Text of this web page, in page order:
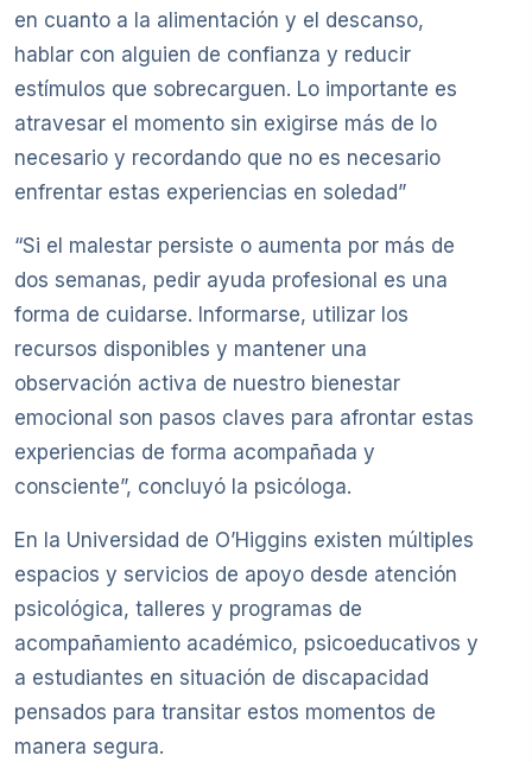
en cuanto a la alimentación y el descanso,
hablar con alguien de confianza y reducir
estímulos que sobrecarguen. Lo importante es
atravesar el momento sin exigirse más de lo
necesario y recordando que no es necesario
enfrentar estas experiencias en soledad”
“Si el malestar persiste o aumenta por más de
dos semanas, pedir ayuda profesional es una
forma de cuidarse. Informarse, utilizar los
recursos disponibles y mantener una
observación activa de nuestro bienestar
emocional son pasos claves para afrontar estas
experiencias de forma acompañada y
consciente”, concluyó la psicóloga.
En la Universidad de O’Higgins existen múltiples
espacios y servicios de apoyo desde atención
psicológica, talleres y programas de
acompañamiento académico, psicoeducativos y
a estudiantes en situación de discapacidad
pensados para transitar estos momentos de
manera segura.